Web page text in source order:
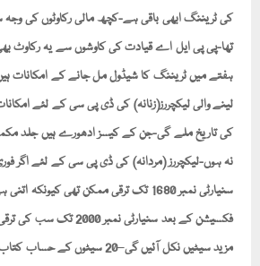
کی ٹریننگ ابھی باقی ہے-کچھ مالی رکاوٹوں کی
تھا-پی پی ایل اے قیادت کی کاوشوں سے یہ رکاوٹ
ہفتے میں ٹریننگ کا شیڈول مل جانے کے امکانات
کی تاریخ ملے گی-جن کے کیسز ادھورے ہیں جلد مکمل
نہ ہوں-لیکچررز (مردانہ) کی ڈی پی سی کے لئے اگر
سنیارٹی نمبر 1680 تک ترقی ممکن تھی
فکسیشن کے بعد سنیارٹی
مزید سیٹیں نکل آئیں گی–20